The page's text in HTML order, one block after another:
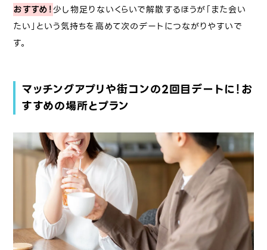
おすすめ！少し物足りないくらいで解散するほうが「また会い
たい」という気持ちを高めて次のデートにつながりやすいで
す。
マッチングアプリや街コンの2回目デートに！お
すすめの場所とプラン